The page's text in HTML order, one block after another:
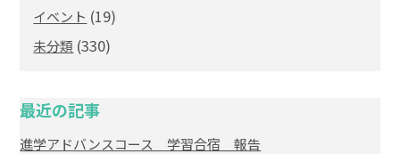
イベント (19)
未分類 (330)
最近の記事
進学アドバンスコース 学習合宿 報告